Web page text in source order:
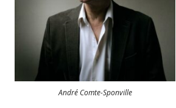
André Comte-Sponville